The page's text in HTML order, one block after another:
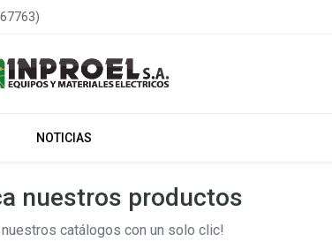
NOTICIAS
nuestros productos
nuestros catálogos con un solo clic!